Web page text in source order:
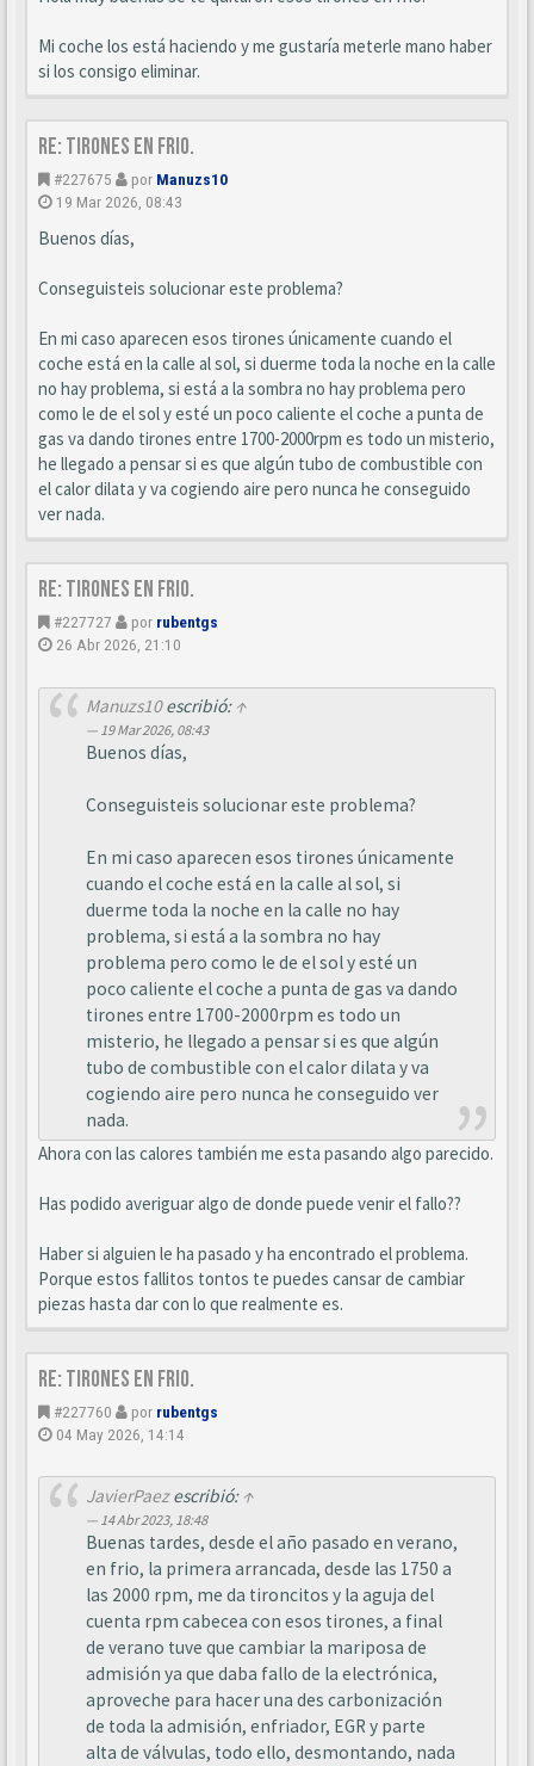
Mi coche los está haciendo y me gustaría meterle mano haber
si los consigo eliminar.
Re: Tirones en frio.
#227675 por Manuzs10
19 Mar 2026, 08:43
Buenos días,
Conseguisteis solucionar este problema?
En mi caso aparecen esos tirones únicamente cuando el
coche está en la calle al sol, si duerme toda la noche en la calle
no hay problema, si está a la sombra no hay problema pero
como le de el sol y esté un poco caliente el coche a punta de
gas va dando tirones entre 1700-2000rpm es todo un misterio,
he llegado a pensar si es que algún tubo de combustible con
el calor dilata y va cogiendo aire pero nunca he conseguido
ver nada.
Re: Tirones en frio.
#227727 por rubentgs
26 Abr 2026, 21:10
Manuzs10escribió: ↑
19 Mar 2026, 08:43
Buenos días,
Conseguisteis solucionar este problema?
En mi caso aparecen esos tirones únicamente
cuando el coche está en la calle al sol, si
duerme toda la noche en la calle no hay
problema, si está a la sombra no hay
problema pero como le de el sol y esté un
poco caliente el coche a punta de gas va dando
tirones entre 1700-2000rpm es todo un
misterio, he llegado a pensar si es que algún
tubo de combustible con el calor dilata y va
cogiendo aire pero nunca he conseguido ver
nada.
Ahora con las calores también me esta pasando algo parecido.
Has podido averiguar algo de donde puede venir el fallo??
Haber si alguien le ha pasado y ha encontrado el problema.
Porque estos fallitos tontos te puedes cansar de cambiar
piezas hasta dar con lo que realmente es.
Re: Tirones en frio.
#227760 por rubentgs
04 May 2026, 14:14
JavierPaezescribió: ↑
14 Abr 2023, 18:48
Buenas tardes, desde el año pasado en verano,
en frio, la primera arrancada, desde las 1750 a
las 2000 rpm, me da tironcitos y la aguja del
cuenta rpm cabecea con esos tirones, a final
de verano tuve que cambiar la mariposa de
admisión ya que daba fallo de la electrónica,
aproveche para hacer una des carbonización
de toda la admisión, enfriador, EGR y parte
alta de válvulas, todo ello, desmontando, nada